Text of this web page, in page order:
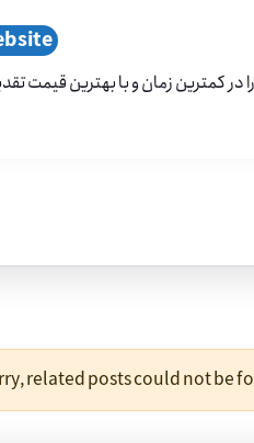
related posts could not be